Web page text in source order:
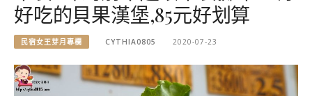
好吃的貝果漢堡,85元好划算
民宿女王芽月專欄 CYTHIA0805 2020-07-23